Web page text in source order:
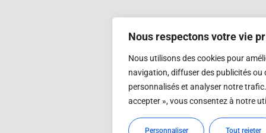
Nous respectons votre vie
Nous utilisons des cookies pour
navigation, diffuser des publicités ou
personnalisés et analyser notre
accepter », vous consentez à notre
Personnaliser Tout rejeter